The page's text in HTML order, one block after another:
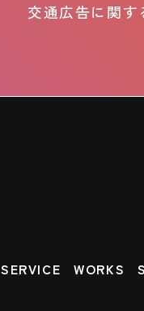
交通広告に関す
SERVICE WORKS